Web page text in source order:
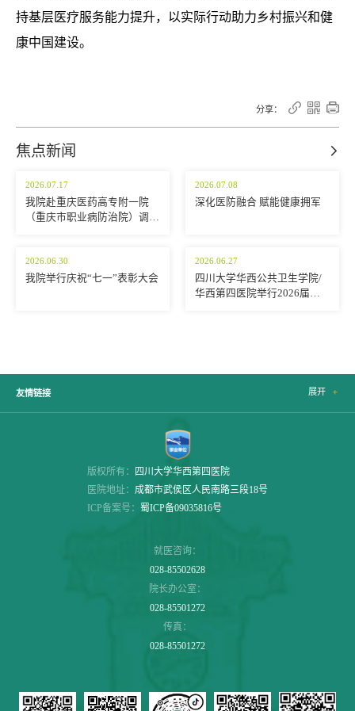
持基层医疗服务能力提升， 以实际行动助力乡村振兴和健
康中国建设。
分享：   
焦点新闻 
2026.07.17
我院赴重庆医药高专附一院
（重庆市职业病防治院）调研
2026.07.08
深化医防融合 赋能健康拥军
2026.06.30
我院举行庆祝“七一”表彰大会
2026.06.27
四川大学华西公共卫生学院/
华西第四医院举行2026届学
友情链接 展开 
版权所有：
四川大学华西第四医院
医院地址： 成都市武侯区人民南路三段18号
ICP备案号： 蜀ICP备09035816号
就医咨询：
028-85502628
院长办公室：
028-85501272
传真：
028-85501272